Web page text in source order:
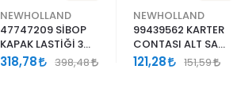
NEWHOLLAND
47747209 SİBOP
KAPAK LASTİĞİ 3
CLY SİLİKON
318,78 398,48
NEWHOLLAND
99439562 KARTER
CONTASI ALT SAÇ
KAPAK
121,28 151,59